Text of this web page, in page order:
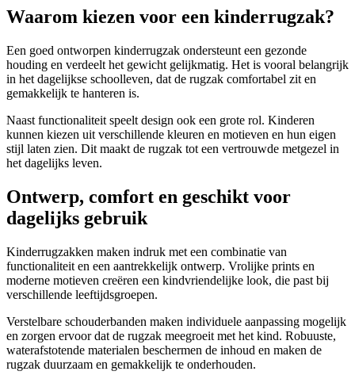
Waarom kiezen voor een kinderrugzak?
Een goed ontworpen kinderrugzak ondersteunt een gezonde
houding en verdeelt het gewicht gelijkmatig. Het is vooral belangrijk
in het dagelijkse schoolleven, dat de rugzak comfortabel zit en
gemakkelijk te hanteren is.
Naast functionaliteit speelt design ook een grote rol. Kinderen
kunnen kiezen uit verschillende kleuren en motieven en hun eigen
stijl laten zien. Dit maakt de rugzak tot een vertrouwde metgezel in
het dagelijks leven.
Ontwerp, comfort en geschikt voor
dagelijks gebruik
Kinderrugzakken maken indruk met een combinatie van
functionaliteit en een aantrekkelijk ontwerp. Vrolijke prints en
moderne motieven creëren een kindvriendelijke look, die past bij
verschillende leeftijdsgroepen.
Verstelbare schouderbanden maken individuele aanpassing mogelijk
en zorgen ervoor dat de rugzak meegroeit met het kind. Robuuste,
waterafstotende materialen beschermen de inhoud en maken de
rugzak duurzaam en gemakkelijk te onderhouden.